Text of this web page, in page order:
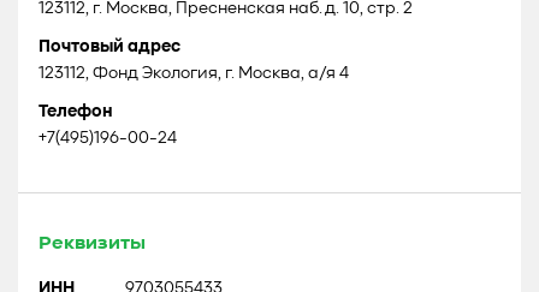
123112, г. Москва, Пресненская наб. д. 10, стр. 2
Почтовый адрес
123112, Фонд Экология, г. Москва, а/я 4
Телефон
+7(495)196-00-24
Реквизиты